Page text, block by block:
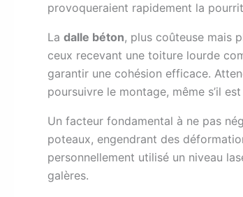
provoqueraient rapidement la
La dalle béton, plus coûteuse mais
ceux recevant une toiture lourde
garantir une cohésion efficace.
poursuivre le montage, même s’il
Un facteur fondamental à ne pas
poteaux, engendrant des
personnellement utilisé un niveau
galères.